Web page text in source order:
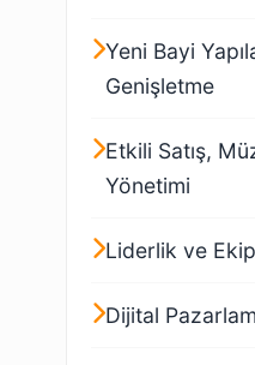
Yeni Bayi
Genişletme
Etkili Satış,
Yönetimi
Liderlik ve
Dijital